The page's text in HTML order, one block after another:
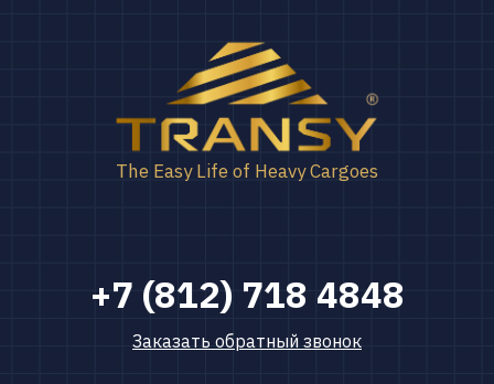
The Easy Life of Heavy Cargoes
Заказать обратный звонок
+7 (812) 718 4848